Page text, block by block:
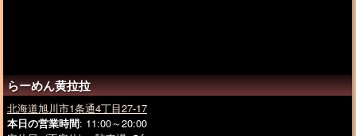
らーめん黄拉拉
北海道旭川市1条通4丁目27-17
本日の営業時間: 11:00～20:00